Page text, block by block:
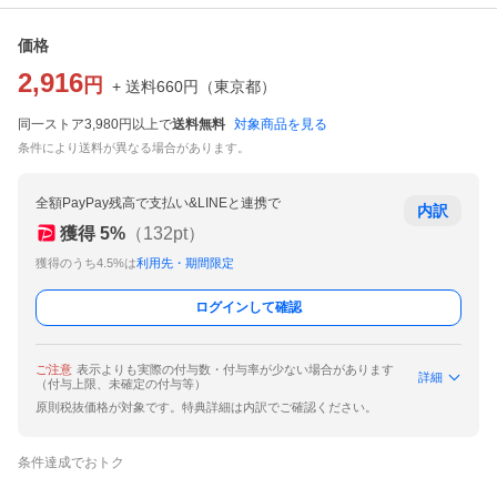
価格
2,916 円 + 送料660円 （東京都）
同一ストア3,980円以上で送料無料 対象商品を見る
条件により送料が異なる場合があります。
全額PayPay残高で支払い&LINEと連携で
獲得 5% （132pt）
獲得のうち4.5%は利用先・期間限定
内訳
ログインして確認
ご注意 表示よりも実際の付与数・付与率が少ない場合があります
（付与上限、未確定の付与等）
詳細
原則税抜価格が対象です。特典詳細は内訳でご確認ください。
条件達成でおトク